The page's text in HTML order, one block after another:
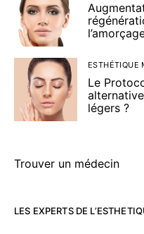
ESTHÉTIQUE
Le
légers ?
Trouver un médecin
LES EXPERTS DE